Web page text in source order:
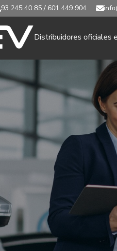
93 245 40 85/ 601 449 904
Distribuidores oficiales